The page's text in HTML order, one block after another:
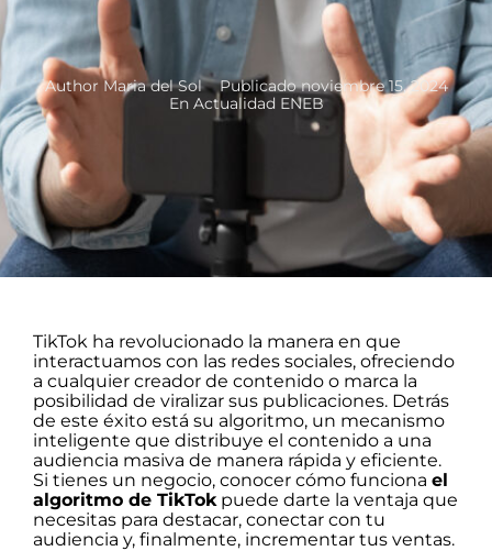
Author Maria del Sol Publicadonoviembre 15, 2024
En Actualidad ENEB
TikTok ha revolucionado la manera en que
interactuamos con las redes sociales, ofreciendo
a cualquier creador de contenido o marca la
posibilidad de viralizar sus publicaciones. Detrás
de este éxito está su algoritmo, un mecanismo
inteligente que distribuye el contenido a una
audiencia masiva de manera rápida y eficiente.
Si tienes un negocio, conocer cómo funciona el
algoritmo de TikTokpuede darte la ventaja que
necesitas para destacar, conectar con tu
audiencia y, finalmente, incrementar tus ventas.